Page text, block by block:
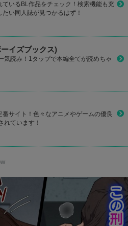
ているBL作品をチェック！検索機能も充
い同人誌が見つかるはず！
イズブックス)
気読み！1タップで本編全てが読めちゃ
番サイト！色々なアニメやゲームの優良
れています！